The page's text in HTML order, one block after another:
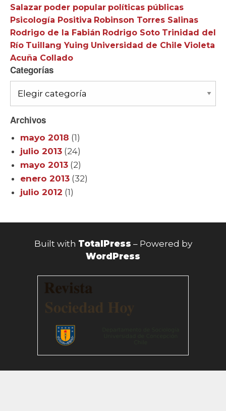
Salazar poder popular políticas públicas
Psicología Positiva Robinson Torres Salinas
Rodrigo de la Fabián Rodrigo Soto Trinidad del
Río Tuillang Yuing Universidad de Chile Violeta
Acuña Collado
Categorías
Archivos
mayo 2018 (1)
julio 2013 (24)
mayo 2013 (2)
enero 2013 (32)
julio 2012 (1)
Built with TotalPress – Powered by
WordPress